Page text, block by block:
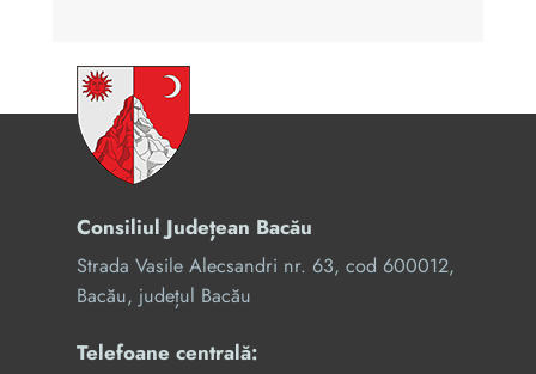
Consiliul Județean Bacău
Strada Vasile Alecsandri nr. 63, cod 600012,
Bacău, județul Bacău
Telefoane centrală: